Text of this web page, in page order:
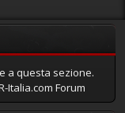
a questa sezione.
Italia.com Forum